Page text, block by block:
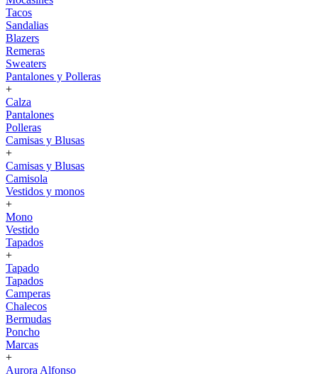
Tacos
Sandalias
Blazers
Remeras
Sweaters
Pantalones y Polleras
+
Calza
Pantalones
Polleras
Camisas y Blusas
+
Camisas y Blusas
Camisola
Vestidos y monos
+
Mono
Vestido
Tapados
+
Tapado
Tapados
Camperas
Chalecos
Bermudas
Poncho
Marcas
+
Aurora Alfonso